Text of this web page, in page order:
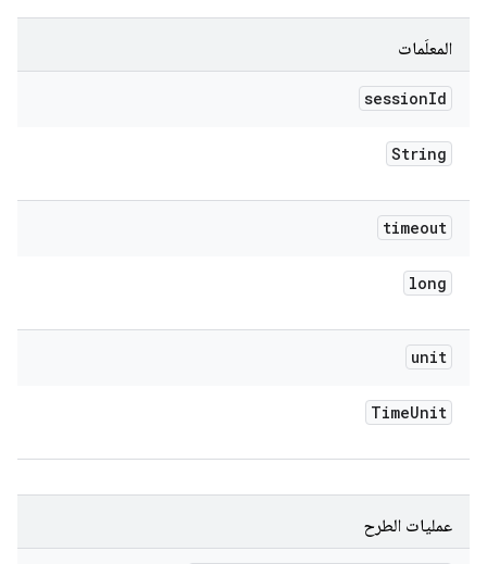
المعلَمات
sessionId
String
timeout
long
unit
TimeUnit
عمليات الطرح